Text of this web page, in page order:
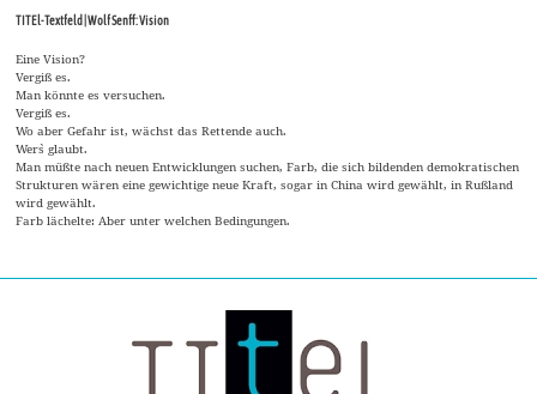
TITEl-Textfeld | Wolf Senff: Vision
Eine Vision?
Vergiß es.
Man könnte es versuchen.
Vergiß es.
Wo aber Gefahr ist, wächst das Rettende auch.
Wer`s glaubt.
Man müßte nach neuen Entwicklungen suchen, Farb, die sich bildenden demokratischen
Strukturen wären eine gewichtige neue Kraft, sogar in China wird gewählt, in Rußland
wird gewählt.
Farb lächelte: Aber unter welchen Bedingungen.